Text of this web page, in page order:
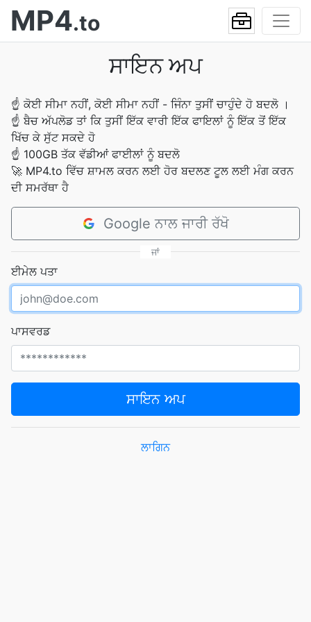
MP4.to
ਸਾਇਨ ਅਪ
☝ ਕੋਈ ਸੀਮਾ ਨਹੀਂ, ਕੋਈ ਸੀਮਾ ਨਹੀਂ - ਜਿੰਨਾ ਤੁਸੀਂ ਚਾਹੁੰਦੇ ਹੋ ਬਦਲੋ ।
☝ਬੈਚ ਅੱਪਲੋਡ ਤਾਂ ਕਿ ਤੁਸੀਂ ਇੱਕ ਵਾਰੀ ਇੱਕ ਫਾਇਲਾਂ ਨੂੰ ਇੱਕ ਤੋਂ ਇੱਕ
ਖਿੱਚ ਕੇ ਸੁੱਟ ਸਕਦੇ ਹੋ
☝ 100GB ਤੱਕ ਵੱਡੀਆਂ ਫਾਈਲਾਂ ਨੂੰ ਬਦਲੋ
🚀 MP4.to ਵਿੱਚ ਸ਼ਾਮਲ ਕਰਨ ਲਈ ਹੋਰ ਬਦਲਣ ਟੂਲ ਲਈ ਮੰਗ ਕਰਨ
ਦੀ ਸਮਰੱਥਾ ਹੈ
Google ਨਾਲ ਜਾਰੀ ਰੱਖੋ
ਜਾਂ
ਈਮੇਲ ਪਤਾ
ਪਾਸਵਰਡ
ਸਾਇਨ ਅਪ
ਲਾਗਿਨ